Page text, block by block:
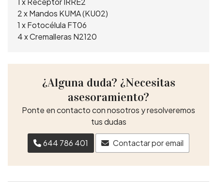
2 x Mandos KUMA (KU02)
1 x Fotocélula FT06
4 x Cremalleras N2120
¿Alguna duda? ¿Necesitas
asesoramiento?
Ponte en contacto con nosotros y resolveremos
tus dudas
644 786 401 Contactar por email